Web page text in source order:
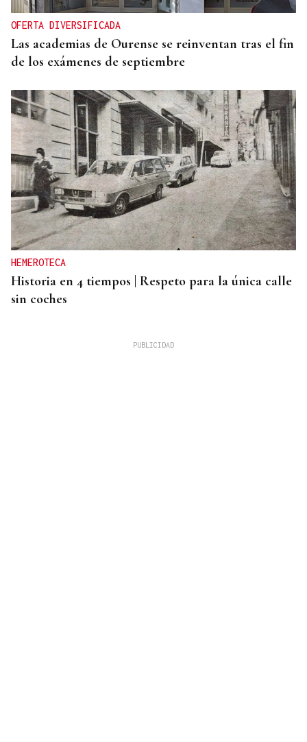
OFERTA DIVERSIFICADA
Las academias de Ourense se reinventan tras el fin
de los exámenes de septiembre
HEMEROTECA
Historia en 4 tiempos | Respeto para la única calle
sin coches